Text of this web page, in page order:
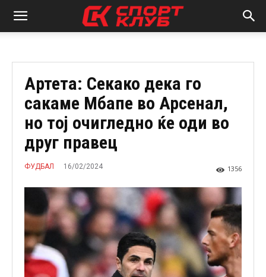
Aртета: Секако дека го
сакаме Мбапе во Арсенал,
но тој очигледно ќе оди во
друг правец
ФУДБАЛ 16/02/2024 1356